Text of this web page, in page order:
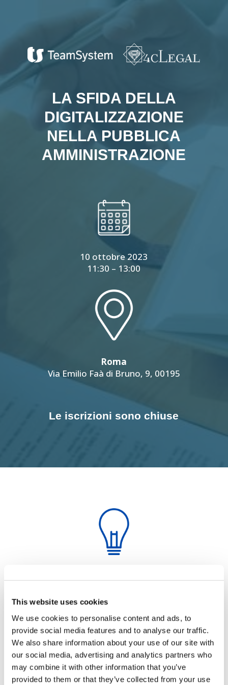
This website uses cookies
We use cookies to personalise content and ads, to
provide social media features and to analyse our traffic.
We also share information about your use of our site with
our social media, advertising and analytics partners who
may combine it with other information that you’ve
provided to them or that they’ve collected from your use
LA SFIDA DELLA
DIGITALIZZAZIONE
NELLA PUBBLICA
AMMINISTRAZIONE
10 ottobre 2023
11:30 – 13:00
Roma
Via Emilio Faà di Bruno, 9, 00195
Le iscrizioni sono chiuse
Obiettivo
fronte a sfide che richiedono un profondo
cambiamento eadattamento digitalealle
nuove esigenze del Paese. Come
evidenziato anche dai fondi destinati nel
PNRR, la digitalizzazione della PA è
indispensabile permigliorare l’efficienza e